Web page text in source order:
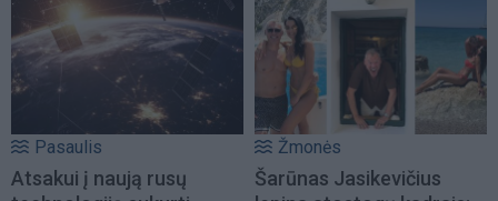
Pasaulis
Atsakui į naują rusų
Žmonės
Šarūnas Jasikevičius